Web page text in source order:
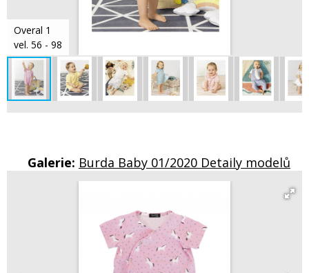
Overal 1
vel. 56 - 98
Galerie: Burda Baby 01/2020 Detaily modelů